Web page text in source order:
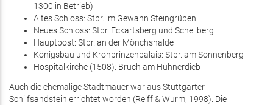
1300 in Betrieb)
Altes Schloss: Stbr. im Gewann Steingrüben
Neues Schloss: Stbr. Eckartsberg und Schellberg
Hauptpost: Stbr. an der Mönchshalde
Königsbau und Kronprinzenpalais: Stbr. am Sonnenberg
Hospitalkirche (1508): Bruch am Hühnerdieb
Auch die ehemalige Stadtmauer war aus Stuttgarter
Schilfsandstein errichtet worden (Reiff & Wurm, 1998). Die